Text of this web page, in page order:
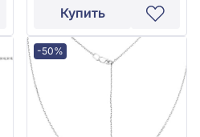
Купить
-50%